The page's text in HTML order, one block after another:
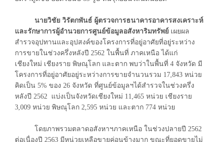
นายวิชัย วิรัตกพันธ์ ผู้ตรวจการธนาคารอาคารสงเคราะห์
และรักษาการผู้อำนวยการศูนย์ข้อมูลอสังหาริมทรัพย์ เผยผล
สำรวจอุปทานและอุปสงค์ของโครงการที่อยู่อาศัยที่อยู่ระหว่าง
การขายในช่วงครึ่งหลังปี 2562 ในพื้นที่ ภาคเหนือ ได้แก่
เชียงใหม่ เชียงราย พิษณุโลก และตาก พบว่าในพื้นที่ 4 จังหวัด มี
โครงการที่อยู่อาศัยอยู่ระหว่างการขายจำนวนรวม 17,843 หน่วย
คิดเป็น 5% ของ 26 จังหวัด ที่ศูนย์ข้อมูลฯได้สำรวจในช่วงครึ่ง
หลังปี 2562 แบ่งเป็นจังหวัดเชียงใหม่ 11,465 หน่วย เชียงราย
3,009 หน่วย พิษณุโลก 2,595 หน่วย และตาก 774 หน่วย
โดยภาพรวมตลาดอสังหาฯภาคเหนือ ในช่วงปลายปี 2562
ต่อเนื่องปี 2563 มีหน่วยเหลือขายค่อนข้างมาก ขณะที่ยอดขายไม่